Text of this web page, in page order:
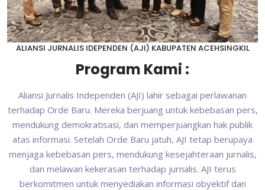
ALIANSI JURNALIS IDEPENDEN (AJI) KABUPATEN ACEHSINGKIL
Program Kami :
Aliansi Jurnalis Independen (AJI) lahir sebagai perlawanan
terhadap Orde Baru. Mereka berjuang untuk kebebasan pers,
mendukung demokratisasi, dan memperjuangkan hak publik
atas informasi. Setelah Orde Baru jatuh, AJI tetap berupaya
menjaga kebebasan pers, mendukung kesejahteraan jurnalis,
dan melawan kekerasan terhadap jurnalis. AJI terus
berkomitmen untuk menyediakan informasi obyektif dan